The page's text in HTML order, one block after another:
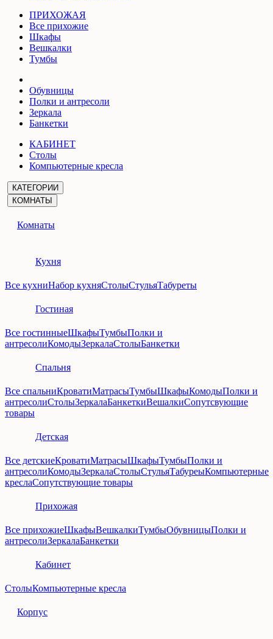
ПРИХОЖАЯ
Все прихожие
Шкафы
Вешкалки
Тумбы
Обувницы
Полки и антресоли
Зеркала
Банкетки
КАБИНЕТ
Столы
Компьютерные кресла
КАТЕГОРИИ
КОМНАТЫ
Комнаты
Кухня
Все кухниНабор кухняСтолыСтульяТабуреты
Гостиная
Все гостинныеШкафыТумбыПолки и
антресолиКомодыЗеркалаСтолыБанкетки
Спальня
Все спальниКроватиМатрасыТумбыШкафыКомодыПолки и
антресолиСтолыЗеркалаБанкеткиВешалкиСопутсвующие
товары
Детская
Все детскиеКроватиМатрасыШкафыТумбыПолки и
антресолиКомодыЗеркалаСтолыСтульяТабуреыКомпьютерные
креслаСопутствующие товары
Прихожая
Все прихожиеШкафыВешкалкиТумбыОбувницыПолки и
антресолиЗеркалаБанкетки
Кабинет
СтолыКомпьютерные кресла
Корпус